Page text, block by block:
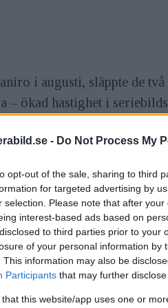
- Do Not Process My
opt-out of the sale, sharing to third
for targeted advertising by
selection. Please note that after
interest-based ads based on
to third parties prior to your
of your personal information by
This information may also be
Participants that may further
that this website/app uses one or
i augusti, släppte de
– ökad hastighet i
samt ökad ISO-
varandra i en duell där
egenskaper. Canon har
av inställningar. Däremot